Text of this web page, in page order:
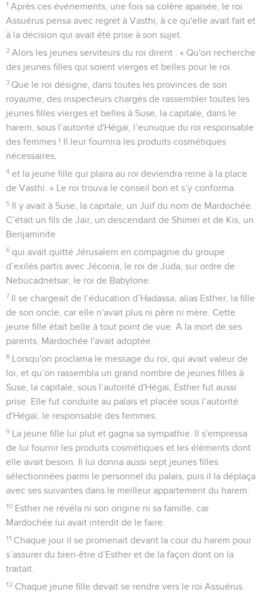
1 Après ces événements, une fois sa colère apaisée, le roi
Assuérus pensa avec regret à Vasthi, à ce qu'elle avait fait et
à la décision qui avait été prise à son sujet.
2 Alors les jeunes serviteurs du roi dirent : « Qu'on recherche
des jeunes filles qui soient vierges et belles pour le roi.
3 Que le roi désigne, dans toutes les provinces de son
royaume, des inspecteurs chargés de rassembler toutes les
jeunes filles vierges et belles à Suse, la capitale, dans le
harem, sous l’autorité d'Hégaï, l’eunuque du roi responsable
des femmes ! Il leur fournira les produits cosmétiques
nécessaires,
4 et la jeune fille qui plaira au roi deviendra reine à la place
de Vasthi. » Le roi trouva le conseil bon et s’y conforma.
5 Il y avait à Suse, la capitale, un Juif du nom de Mardochée.
C’était un fils de Jaïr, un descendant de Shimeï et de Kis, un
Benjaminite
6 qui avait quitté Jérusalem en compagnie du groupe
d’exilés partis avec Jéconia, le roi de Juda, sur ordre de
Nebucadnetsar, le roi de Babylone.
7 Il se chargeait de l’éducation d’Hadassa, alias Esther, la fille
de son oncle, car elle n'avait plus ni père ni mère. Cette
jeune fille était belle à tout point de vue. A la mort de ses
parents, Mardochée l'avait adoptée.
8 Lorsqu'on proclama le message du roi, qui avait valeur de
loi, et qu’on rassembla un grand nombre de jeunes filles à
Suse, la capitale, sous l’autorité d'Hégaï, Esther fut aussi
prise. Elle fut conduite au palais et placée sous l’autorité
d'Hégaï, le responsable des femmes.
9 La jeune fille lui plut et gagna sa sympathie. Il s'empressa
de lui fournir les produits cosmétiques et les éléments dont
elle avait besoin. Il lui donna aussi sept jeunes filles
sélectionnées parmi le personnel du palais, puis il la déplaça
avec ses suivantes dans le meilleur appartement du harem.
10 Esther ne révéla ni son origine ni sa famille, car
Mardochée lui avait interdit de le faire.
11 Chaque jour il se promenait devant la cour du harem pour
s’assurer du bien-être d’Esther et de la façon dont on la
traitait.
12 Chaque jeune fille devait se rendre vers le roi Assuérus